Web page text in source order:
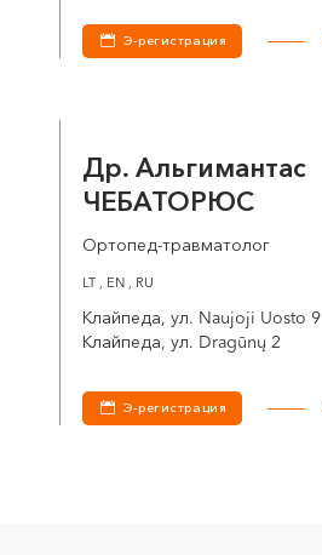
Э-регистрация
Др. Альгимантас
ЧЕБАТОРЮС
Ортопед-травматолог
LT , EN , RU
Клайпеда, ул. Naujoji Uosto 9
Клайпеда, ул. Dragūnų 2
Э-регистрация